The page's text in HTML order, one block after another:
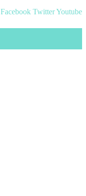
Facebook TwitterYoutube